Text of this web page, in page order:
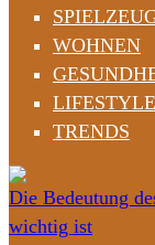
WOHNEN
LIFESTYLE
TRENDS
Die Bedeutung
wichtig ist